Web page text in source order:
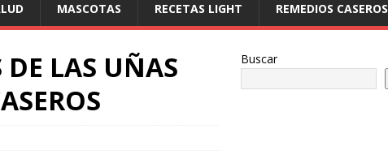
MASCOTAS RECETAS LIGHT REMEDIOS CASEROS
LAS UÑAS
Buscar